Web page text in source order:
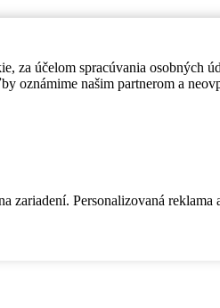
za účelom spracúvania osobných
oznámime našim partnerom a
Personalizovaná reklama